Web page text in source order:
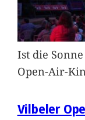
Ist die
Open-Air-
Vilbeler